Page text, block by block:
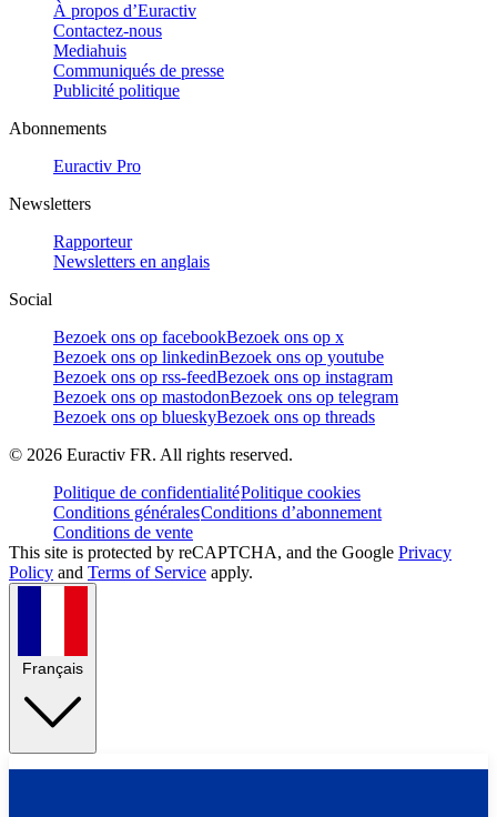
À propos d’Euractiv
Contactez-nous
Mediahuis
Communiqués de presse
Publicité politique
Abonnements
Euractiv Pro
Newsletters
Rapporteur
Newsletters en anglais
Social
Bezoek ons op facebookBezoek ons op x
Bezoek ons op linkedinBezoek ons op youtube
Bezoek ons op rss-feedBezoek ons op instagram
Bezoek ons op mastodonBezoek ons op telegram
Bezoek ons op blueskyBezoek ons op threads
© 2026 Euractiv FR. All rights reserved.
Politique de confidentialitéPolitique cookies
Conditions généralesConditions d’abonnement
Conditions de vente
This site is protected by reCAPTCHA, and the Google Privacy
Policy and Terms of Service apply.
Français